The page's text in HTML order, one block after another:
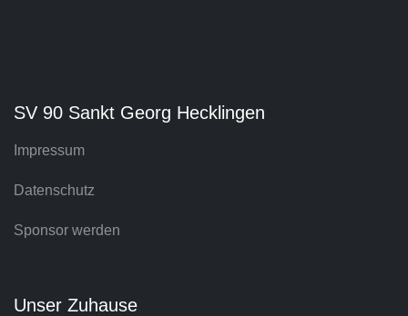
SV 90 Sankt Georg Hecklingen
Impressum
Datenschutz
Sponsor werden
Unser Zuhause